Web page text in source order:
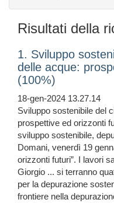
Risultati della
1. Sviluppo
delle acque:
(100%)
18-gen-2024 13.27.14
Sviluppo sostenibile del
prospettive ed orizzonti
sviluppo sostenibile,
Domani, venerdì 19
orizzonti futuri”. I lavori
Giorgio ... si terranno
per la depurazione
frontiere nella